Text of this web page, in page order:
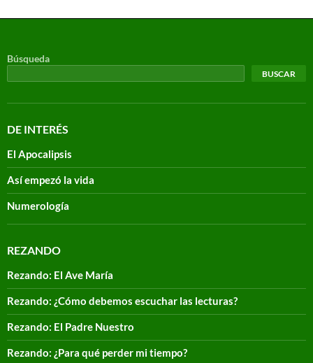
Búsqueda
BUSCAR
DE INTERÉS
El Apocalipsis
Así empezó la vida
Numerología
REZANDO
Rezando: El Ave María
Rezando: ¿Cómo debemos escuchar las lecturas?
Rezando: El Padre Nuestro
Rezando: ¿Para qué perder mi tiempo?